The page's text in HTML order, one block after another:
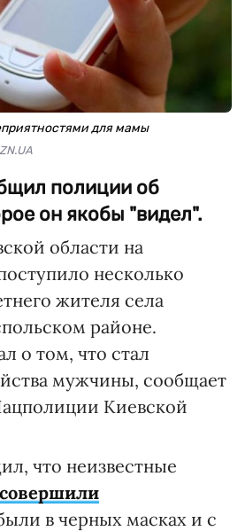
для мамы
полиции об
он якобы "видел".
области на
несколько
жителя села
районе.
о том, что стал
мужчины, сообщает
Киевской
что неизвестные
в черных масках и с